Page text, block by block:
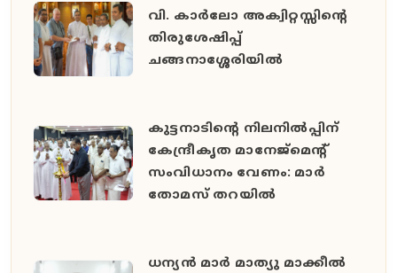
വി. കാർലോ അക്വിറ്റസ്സിന്റെ
തിരുശേഷിപ്പ്
ചങ്ങനാശ്ശേരിയിൽ
കുട്ടനാടിന്റെ നിലനിൽപ്പിന്
കേന്ദ്രീകൃത മാനേജ്മെന്റ്
സംവിധാനം വേണം: മാർ
തോമസ് തറയിൽ
ധന്യൻ മാർ മാത്യു മാക്കീൽ